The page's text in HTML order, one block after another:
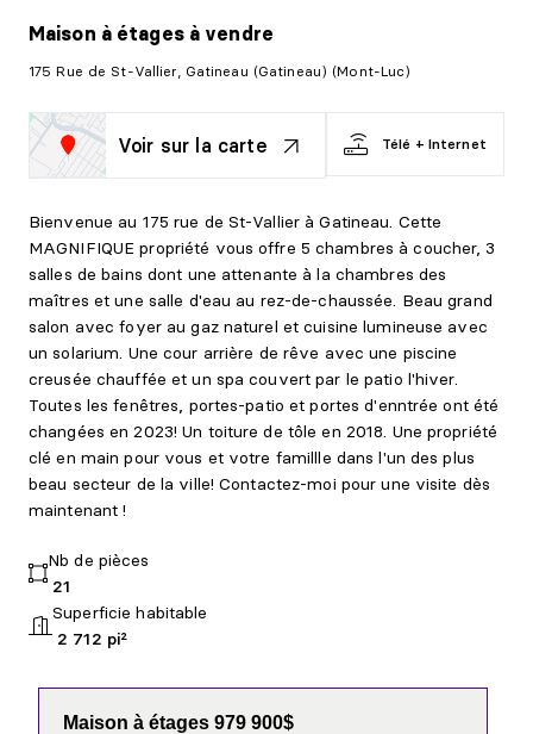
Maison à étages à vendre
175 Rue de St-Vallier, Gatineau (Gatineau) (Mont-Luc)
Voir sur la carte Télé + Internet
Bienvenue au 175 rue de St-Vallier à Gatineau. Cette
MAGNIFIQUE propriété vous offre 5 chambres à coucher, 3
salles de bains dont une attenante à la chambres des
maîtres et une salle d'eau au rez-de-chaussée. Beau grand
salon avec foyer au gaz naturel et cuisine lumineuse avec
un solarium. Une cour arrière de rêve avec une piscine
creusée chauffée et un spa couvert par le patio l'hiver.
Toutes les fenêtres, portes-patio et portes d'enntrée ont été
changées en 2023! Un toiture de tôle en 2018. Une propriété
clé en main pour vous et votre famillle dans l'un des plus
beau secteur de la ville! Contactez-moi pour une visite dès
maintenant !
Nb de pièces
21
Superficie habitable
2 712 pi²
Maison à étages 979 900$